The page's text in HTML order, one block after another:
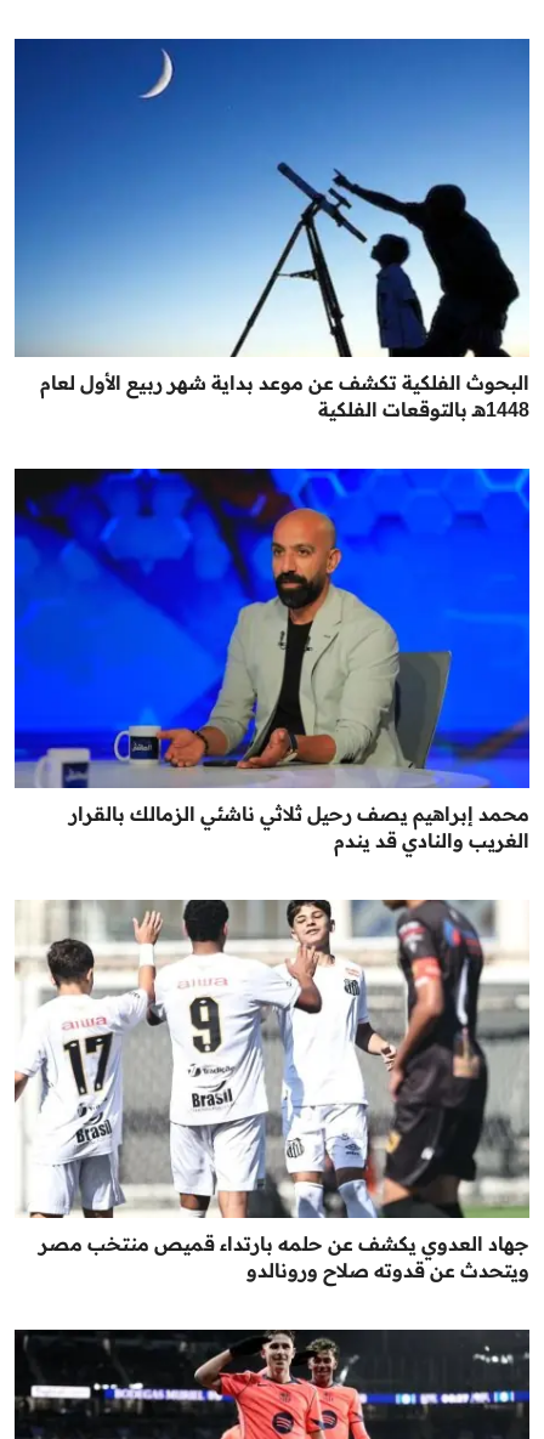
البحوث الفلكية تكشف عن موعد بداية شهر ربيع الأول لعام
1448هـ بالتوقعات الفلكية
محمد إبراهيم يصف رحيل ثلاثي ناشئي الزمالك بالقرار
الغريب والنادي قد يندم
جهاد العدوي يكشف عن حلمه بارتداء قميص منتخب مصر
ويتحدث عن قدوته صلاح ورونالدو